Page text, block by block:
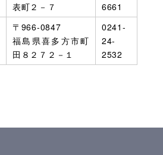
表町２－７
6661
〒966-0847
福島県喜多方市町
田８２７２－１
0241-
24-
2532